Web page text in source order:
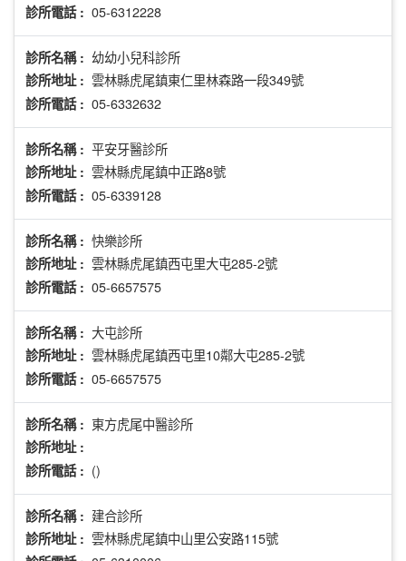
診所電話 : 05-6312228
診所名稱 : 幼幼小兒科診所
診所地址 : 雲林縣虎尾鎮東仁里林森路一段349號
診所電話 : 05-6332632
診所名稱 : 平安牙醫診所
診所地址 : 雲林縣虎尾鎮中正路8號
診所電話 : 05-6339128
診所名稱 : 快樂診所
診所地址 : 雲林縣虎尾鎮西屯里大屯285-2號
診所電話 : 05-6657575
診所名稱 : 大屯診所
診所地址 : 雲林縣虎尾鎮西屯里10鄰大屯285-2號
診所電話 : 05-6657575
診所名稱 : 東方虎尾中醫診所
診所地址 :
診所電話 : ()
診所名稱 : 建合診所
診所地址 : 雲林縣虎尾鎮中山里公安路115號